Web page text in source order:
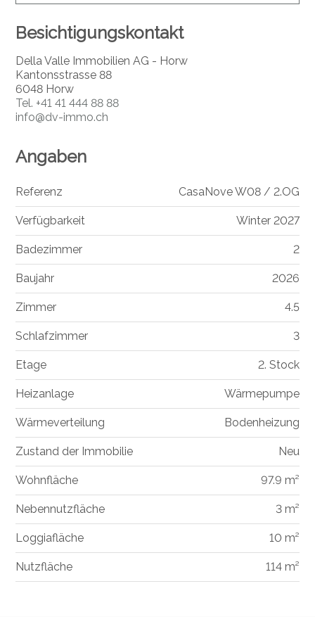
Besichtigungskontakt
Della Valle Immobilien AG - Horw
Kantonsstrasse 88
6048 Horw
Tel. +41 41 444 88 88
info@dv-immo.ch
Angaben
Referenz CasaNove W08 / 2.OG
Verfügbarkeit Winter 2027
Badezimmer 2
Baujahr 2026
Zimmer 4.5
Schlafzimmer 3
Etage 2. Stock
Heizanlage Wärmepumpe
Wärmeverteilung Bodenheizung
Zustand der Immobilie Neu
Wohnfläche 97.9 m²
Nebennutzfläche 3 m²
Loggiafläche 10 m²
Nutzfläche 114 m²